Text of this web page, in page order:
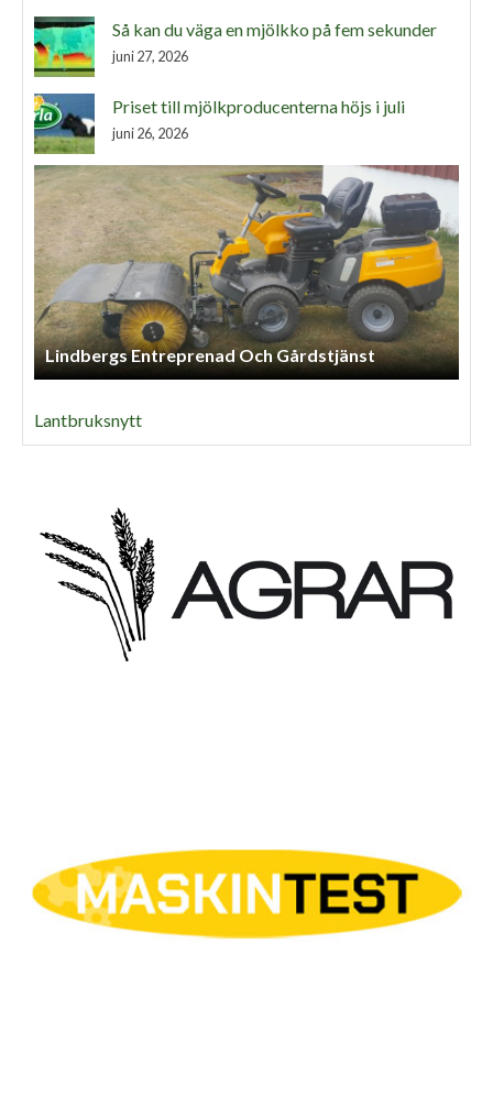
Så kan du väga en mjölkko på fem sekunder
juni 27, 2026
Priset till mjölkproducenterna höjs i juli
juni 26, 2026
Lindbergs Entreprenad Och Gårdstjänst
Lantbruksnytt